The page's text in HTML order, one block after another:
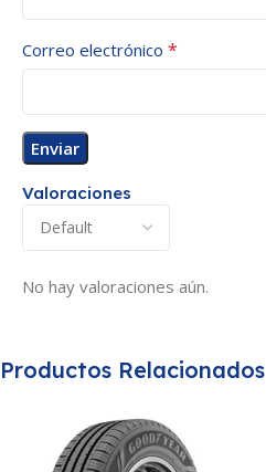
Valoraciones
No hay valoraciones aún.
Correo electrónico *
Productos Relacionados